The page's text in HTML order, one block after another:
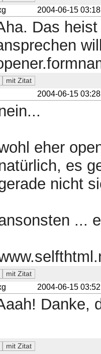
2004-06-15 03:18
Das
2004-06-15 03:28
eher
es
nicht
...
2004-06-15 03:52
Danke,